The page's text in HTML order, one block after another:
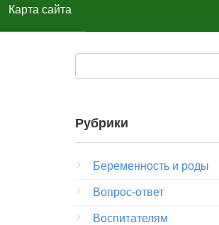
Карта сайта
Рубрики
Беременность и роды
Вопрос-ответ
Воспитателям